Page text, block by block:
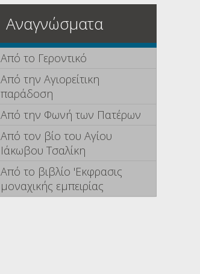
Αναγνώσματα
Από το Γεροντικό
Από την Αγιορείτικη
παράδοση
Από την Φωνή των Πατέρων
Από τον βίο του Αγίου
Ιάκωβου Τσαλίκη
Από το βιβλίο 'Εκφρασις
μοναχικής εμπειρίας